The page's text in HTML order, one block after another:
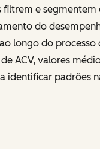
e
do
longo do processo
ACV, valores
identificar padrões